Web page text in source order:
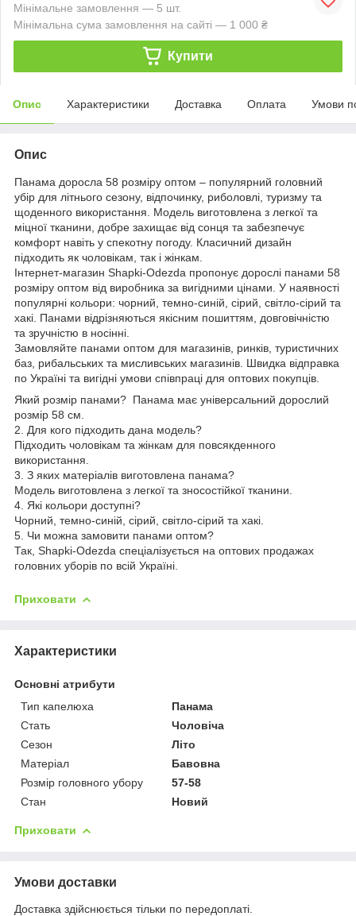
Мінімальне замовлення — 5 шт.
Мінімальна сума замовлення на сайті — 1 000 ₴
Купити
Опис Характеристики Доставка Оплата Умови
Опис
Панама доросла 58 розміру оптом – популярний головний
убір для літнього сезону, відпочинку, риболовлі, туризму та
щоденного використання. Модель виготовлена з легкої та
міцної тканини, добре захищає від сонця та забезпечує
комфорт навіть у спекотну погоду. Класичний дизайн
підходить як чоловікам, так і жінкам.
Інтернет-магазин Shapki-Odezda пропонує дорослі панами 58
розміру оптом від виробника за вигідними цінами. У наявності
популярні кольори: чорний, темно-синій, сірий, світло-сірий та
хакі. Панами відрізняються якісним пошиттям, довговічністю
та зручністю в носінні.
Замовляйте панами оптом для магазинів, ринків, туристичних
баз, рибальських та мисливських магазинів. Швидка відправка
по Україні та вигідні умови співпраці для оптових покупців.
Який розмір панами? Панама має універсальний дорослий
розмір 58 см.
2. Для кого підходить дана модель?
Підходить чоловікам та жінкам для повсякденного
використання.
3. З яких матеріалів виготовлена панама?
Модель виготовлена з легкої та зносостійкої тканини.
4. Які кольори доступні?
Чорний, темно-синій, сірий, світло-сірий та хакі.
5. Чи можна замовити панами оптом?
Так, Shapki-Odezda спеціалізується на оптових продажах
головних уборів по всій Україні.
Приховати
Характеристики
Основні атрибути
Тип капелюха
Панама
Стать
Чоловіча
Сезон
Літо
Матеріал
Бавовна
Розмір головного убору
57-58
Стан
Новий
Приховати
Умови доставки
Доставка здійснюється тільки по передоплаті.